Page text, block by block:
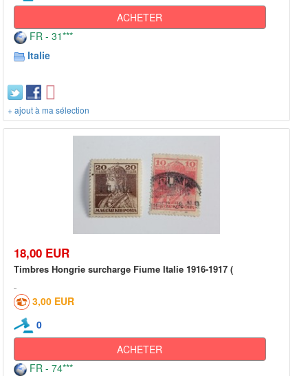
ACHETER
FR - 31***
Italie
+ ajout à ma sélection
18,00 EUR
Timbres Hongrie surcharge Fiume Italie 1916-1917 (
3,00 EUR
0
ACHETER
FR - 74***